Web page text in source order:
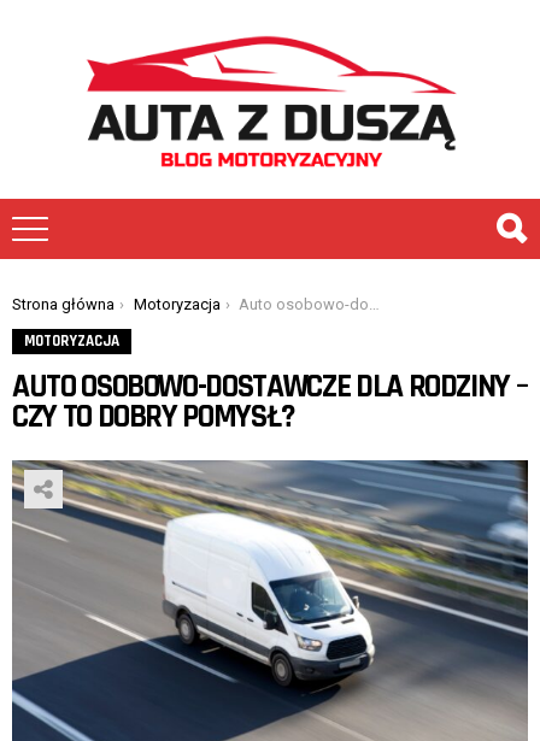
You are here:
Strona główna Motoryzacja Auto osobowo-dostawcze dla rodziny – czy to dobry pomysł?
MOTORYZACJA
AUTO OSOBOWO-DOSTAWCZE DLA RODZINY –
CZY TO DOBRY POMYSŁ?